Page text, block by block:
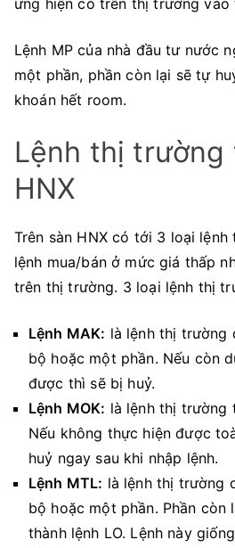
ứng hiện có trên thị trường vào
Lệnh MP của nhà đầu tư nước
một phần, phần còn lại sẽ tự
khoán hết room.
Lệnh thị trường
HNX
Trên sàn HNX có tới 3 loại
lệnh mua/bán ở mức giá thấp
trên thị trường. 3 loại lệnh thị
Lệnh MAK: là lệnh thị trường
bộ hoặc một phần. Nếu còn
được thì sẽ bị huỷ.
Lệnh MOK: là lệnh thị trường
Nếu không thực hiện được
huỷ ngay sau khi nhập lệnh.
Lệnh MTL: là lệnh thị trường
bộ hoặc một phần. Phần còn
thành lệnh LO. Lệnh này